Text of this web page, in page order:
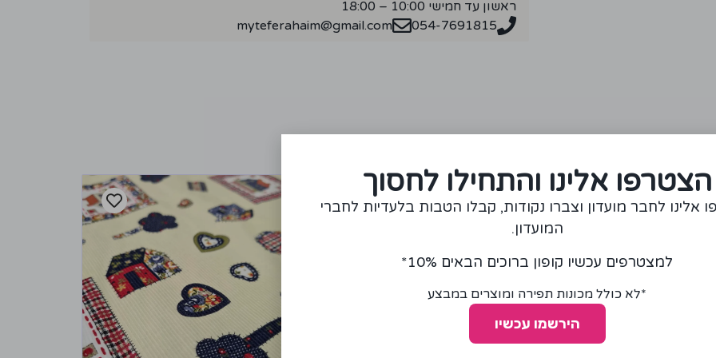
ראשון עד חמישי 10:00 – 18:00
054-7691815
myteferahaim@gmail.com
מומלצים עבורכם
הצטרפו אלינו והתחילו לחסוך
אלינו לחבר מועדון וצברו נקודות, קבלו הטבות בלעדיות לחברי
המועדון.
למצטרפים עכשיו קופון ברוכים הבאים 10%*
*לא כולל מכונות תפירה ומוצרים במבצע
הירשמו עכשיו